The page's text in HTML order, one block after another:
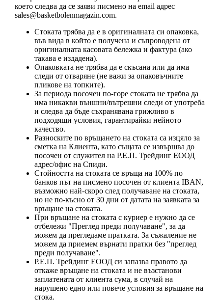
което следва да се заяви писмено на email адрес
sales@basketbolenmagazin.com.
Стоката трябва да е в оригиналната си опаковка,
във вида в който е получена и съпроводена от
оригиналната касовата бележка и фактура (ако
такава е издадена).
Опаковката не трябва да е скъсана или да има
следи от отваряне (не важи за опаковъчните
пликове на топките).
За периода посочен по-горе стоката не трябва да
има никакви външни/вътрешни следи от употреба
и следва да бъде съхранявана грижливо в
подходящи условия, гарантирайки нейното
качество.
Разноските по връщането на стоката са изцяло за
сметка на Клиента, като същата се извършва до
посочен от служител на Р.Е.П. Трейдинг ЕООД
адрес/офис на Спиди.
Стойността на стоката се връща на 100% по
банков път на писмено посочен от клиента IBAN,
възможно най-скоро след получаване на стоката,
но не по-късно от 30 дни от датата на заявката за
връщане на стоката.
При връщане на стоката с куриер е нужно да се
отбележи "Преглед преди получаване", за да
можем да прегледаме пратката. За съжаление не
можем да приемем върнати пратки без "преглед
преди получаване".
Р.Е.П. Трейдинг ЕООД си запазва правото да
откаже връщане на стоката и не възстанови
заплатената от клиента сума, в случай на
нарушено едно или повече условия за връщане на
стока.